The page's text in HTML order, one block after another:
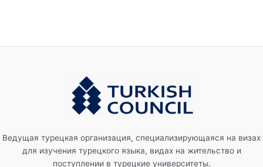
Ведущая турецкая организация, специализирующаяся на визах
для изучения турецкого языка, видах на жительство и
поступлении в турецкие университеты.